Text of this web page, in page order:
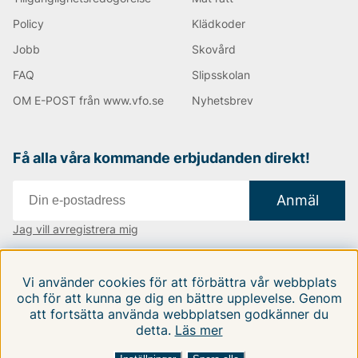
modeller och färger. Oavsett om du bär den över en
skjorta eller en t-shirt är en Lee-jeansjacka ett tidlöst
Lee – Ett miljömedvetet val
Lee har under flera år haft ett starkt fokus på miljön
designa och producera sina produkter, erbjuder Lee nu
tillverkade av komposterbara linne-bomullsgarn, vilket
innebär att de kan brytas ner i komposten och
återföras till jorden.
Andra populära varumärken:
Björn Borg
NN07
Oscar Jacobson
Policy
Jobb
FAQ
OM E-POST från www.vfo.se
Klädkoder
Skovård
Slipsskolan
Nyhetsbrev
Få alla våra kommande erbjudanden direkt!
Anmäl
Jag vill avregistrera mig
Följ oss på våra sociala medier
Vi använder cookies för att förbättra vår webbplats
och för att kunna ge dig en bättre upplevelse. Genom
att fortsätta använda webbplatsen godkänner du
detta. Läs mer